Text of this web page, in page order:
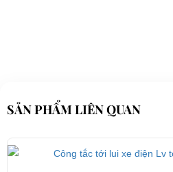
SẢN PHẨM LIÊN QUAN